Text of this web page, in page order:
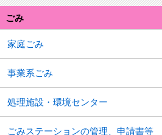
ごみ
家庭ごみ
事業系ごみ
処理施設・環境センター
ごみステーションの管理、申請書等